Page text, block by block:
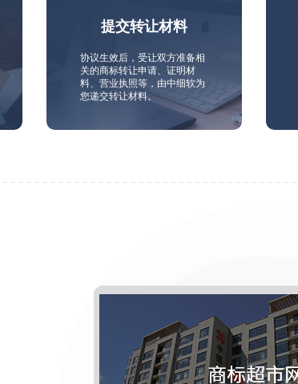
提交转让材料
协议生效后，受让双方准备相
关的商标转让申请、证明材
料、营业执照等，由中细软为
您递交转让材料。